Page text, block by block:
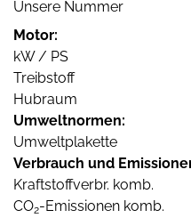
Unsere Nummer
Motor:
kW / PS
Treibstoff
Hubraum
Umweltnormen:
Umweltplakette
Verbrauch und
Kraftstoffverbr. komb.
CO2-Emissionen komb.